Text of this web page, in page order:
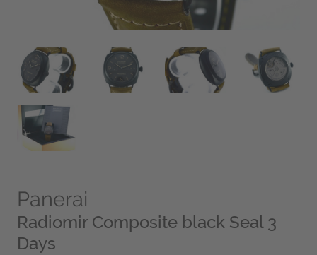
Panerai
Radiomir Composite black Seal 3
Days